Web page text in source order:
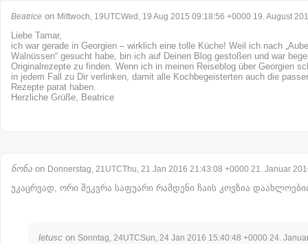
Beatrice on Mittwoch, 19UTCWed, 19 Aug 2015 09:18:56 +0000 19. August
Liebe Tamar,
ich war gerade in Georgien – wirklich eine tolle Küche! Weil ich nach
Walnüssen“ gesucht habe, bin ich auf Deinen Blog gestoßen und war
Originalrezepte zu finden. Wenn ich in meinen Reiseblog über Georgien
in jedem Fall zu Dir verlinken, damit alle Kochbegeisterten auch die
Rezepte parat haben.
Herzliche Grüße, Beatrice
ნონა on Donnerstag, 21UTCThu, 21 Jan 2016 21:43:08 +0000 21. Januar
უკაცრვად, ორი შეკვრა საფუარი რამდენი ჩაის კოვზია
letusc on Sonntag, 24UTCSun, 24 Jan 2016 15:40:48 +0000 24.